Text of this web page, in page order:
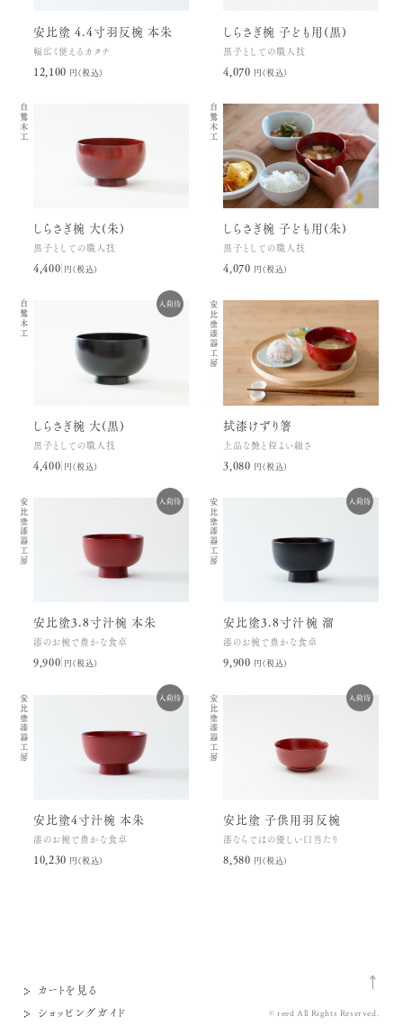
安比塗 4.4寸羽反椀 本朱
幅広く使えるカタチ
12,100円(税込)
しらさぎ椀 子ども用(黒)
黒子としての職人技
4,070円(税込)
白鷺木工
しらさぎ椀 大(朱)
黒子としての職人技
4,400円(税込)
白鷺木工
しらさぎ椀 子ども用(朱)
黒子としての職人技
4,070円(税込)
白鷺木工
しらさぎ椀 大(黒)
黒子としての職人技
4,400円(税込)
安比塗漆器工房
拭漆けずり箸
上品な艶と程よい細さ
3,080円(税込)
安比塗漆器工房
安比塗3.8寸汁椀 本朱
漆のお椀で豊かな食卓
9,900円(税込)
安比塗漆器工房
安比塗3.8寸汁椀 溜
漆のお椀で豊かな食卓
9,900円(税込)
安比塗漆器工房
安比塗4寸汁椀 本朱
漆のお椀で豊かな食卓
10,230円(税込)
安比塗漆器工房
安比塗 子供用羽反椀
漆ならではの優しい口当たり
8,580円(税込)
カートを見る
ショッピングガイド
© reed All Rights Reserved.